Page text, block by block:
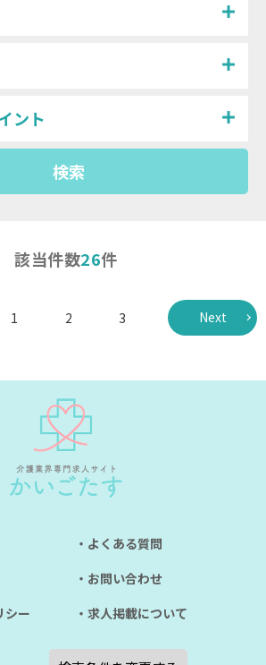
ント
検索
該当件数26件
1 2 3 Next
・よくある質問
・お問い合わせ
シー
・求人掲載について